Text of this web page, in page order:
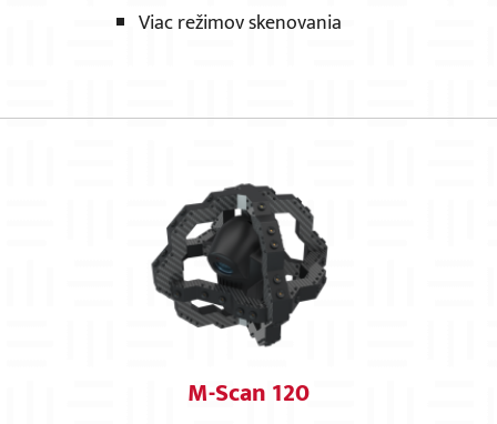
Viac režimov skenovania
M-Scan 120